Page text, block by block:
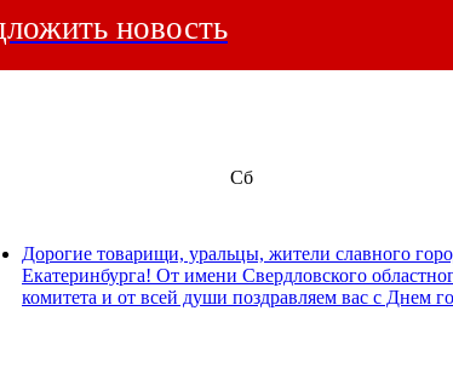
новость
Сб
Дорогие товарищи, уральцы, жители славного
Екатеринбурга! От имени Свердловского
комитета и от всей души поздравляем вас с Днем